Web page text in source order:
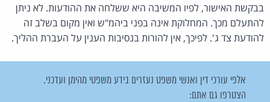
בבקשת האישור, לפיו המשיבה היא ששלחה את ההודעות. לא ניתן
להתעלם מכך. המחלוקת אינה בפני ביהמ"ש ואין מקום בשלב זה
להודעת צד ג'. לפיכך, אין להורות בנסיבות הענין על העברת ההליך.
אלפי עורכי דין ואנשי משפט נעזרים בידע משפטי מהימן ועדכני.
הצטרפו גם אתם: